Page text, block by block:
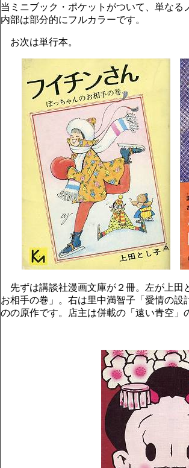
当ミニブック・ポケットがついて、単な
内部は部分的にフルカラーです。
お次は単行本。
先ずは講談社漫画文庫が２冊。左が上
お相手の巻」。右は里中満智子「愛情の
のの原作です。店主は併載の「遠い青空」